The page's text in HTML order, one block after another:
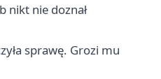
nikt nie doznał
sprawę. Grozi mu